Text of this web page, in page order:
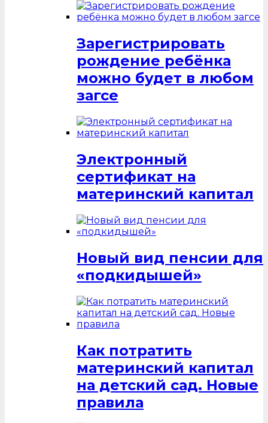
Зарегистрировать
рождение ребёнка
можно будет в любом
загсе
Электронный
сертификат на
материнский капитал
Новый вид пенсии для
«подкидышей»
Как потратить
материнский капитал
на детский сад. Новые
правила